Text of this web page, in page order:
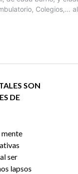
SON
DE
mente
ser
lapsos